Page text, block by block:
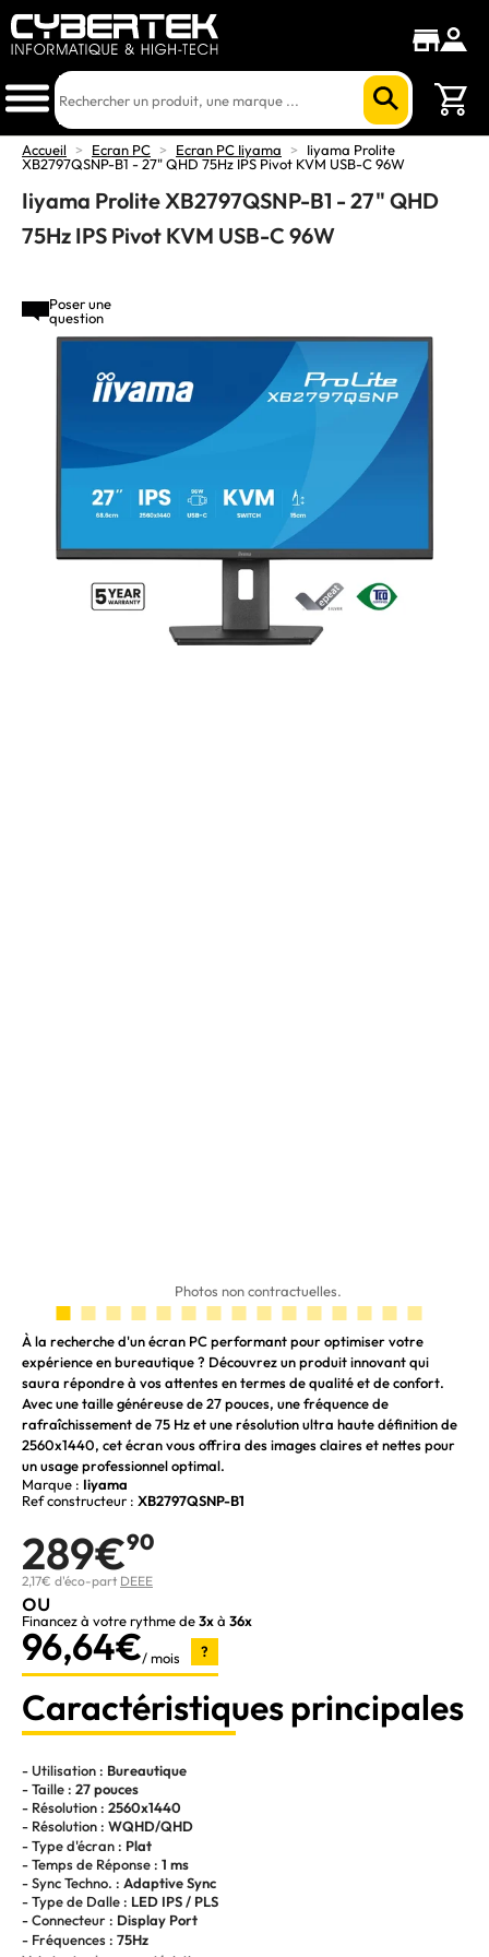
Accueil > Ecran PC > Ecran PC Iiyama >
Iiyama Prolite
XB2797QSNP-B1 - 27" QHD 75Hz IPS Pivot KVM USB-C 96W
Iiyama Prolite XB2797QSNP-B1 - 27" QHD
75Hz IPS Pivot KVM USB-C 96W
Poser une
question
Photos non contractuelles.
À la recherche d'un écran PC performant pour optimiser votre
expérience en bureautique ? Découvrez un produit innovant qui
saura répondre à vos attentes en termes de qualité et de confort.
Avec une taille généreuse de 27 pouces, une fréquence de
rafraîchissement de 75 Hz et une résolution ultra haute définition de
2560x1440, cet écran vous offrira des images claires et nettes pour
un usage professionnel optimal.
Marque : Iiyama
Ref constructeur : XB2797QSNP-B1
289€90
2,17€ d'éco-part DEEE
ou
Financez à votre rythme de3xà 36x
96,64€/ mois ?
Caractéristiques principales
- Utilisation : Bureautique
- Taille : 27 pouces
- Résolution : 2560x1440
- Résolution : WQHD/QHD
- Type d'écran : Plat
- Temps de Réponse : 1 ms
- Sync Techno. : Adaptive Sync
- Type de Dalle : LED IPS / PLS
- Connecteur : Display Port
- Fréquences : 75Hz